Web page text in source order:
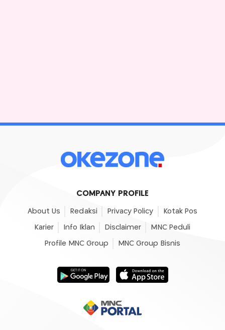
COMPANY PROFILE
About Us Redaksi Privacy Policy Kotak Pos
Karier Info Iklan Disclaimer MNC Peduli
Profile MNC Group MNC Group Bisnis